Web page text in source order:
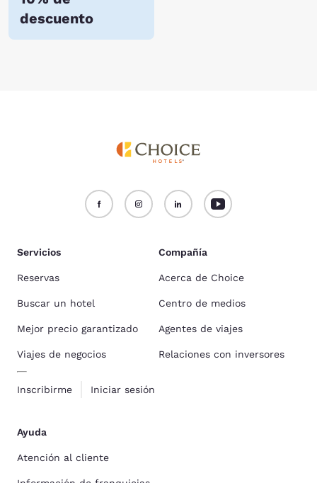
descuento
Servicios
Reservas
Buscar un hotel
Mejor precio garantizado
Viajes de negocios
Inscribirme Iniciar sesión
Compañía
Acerca de Choice
Centro de medios
Agentes de viajes
Relaciones con inversores
Ayuda
Atención al cliente